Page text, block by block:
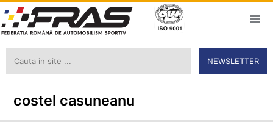
NEWSLETTER
costel casuneanu